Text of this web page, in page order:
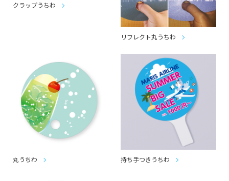
クラップうちわ
リフレクト丸うちわ
丸うちわ 持ち手つきうちわ